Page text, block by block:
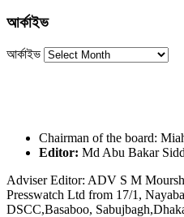
আর্কাইভ
আর্কাইভ
Chairman of the board:
Editor: Md Abu Bakar
Adviser Editor: ADV S M
Presswatch Ltd from 17/1,
DSCC,Basaboo,